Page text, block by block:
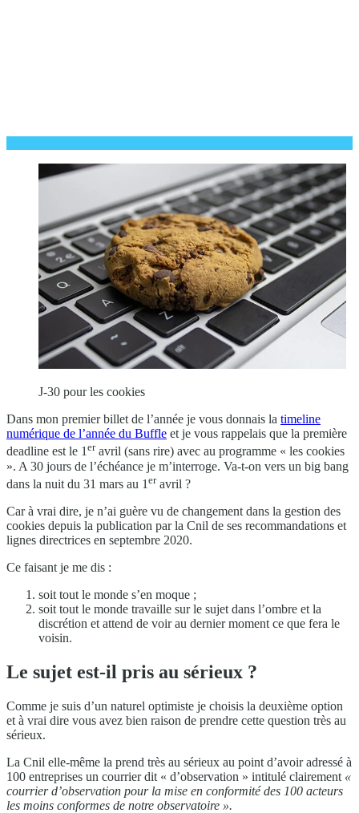
J-30 pour les cookies
Dans mon premier billet de l’année je vous donnais la timeline
numérique de l’année du Buffle et je vous rappelais que la première
deadline est le 1eravril (sans rire) avec au programme « les cookies
». A 30 jours de l’échéance je m’interroge. Va-t-on vers un big bang
dans la nuit du 31 mars au 1 eravril ?
Car à vrai dire, je n’ai guère vu de changement dans la gestion des
cookies depuis la publication par la Cnil de ses recommandations et
lignes directrices en septembre 2020.
Ce faisant je me dis :
soit tout le monde s’en moque ;
soit tout le monde travaille sur le sujet dans l’ombre et la
discrétion et attend de voir au dernier moment ce que fera le
voisin.
Le sujet est-il pris au sérieux ?
Comme je suis d’un naturel optimiste je choisis la deuxième option
et à vrai dire vous avez bien raison de prendre cette question très au
sérieux.
La Cnil elle-même la prend très au sérieux au point d’avoir adressé à
100 entreprises un courrier dit « d’observation » intitulé clairement «
courrier d’observation pour la mise en conformité des 100 acteurs
les moins conformes de notre observatoire ».